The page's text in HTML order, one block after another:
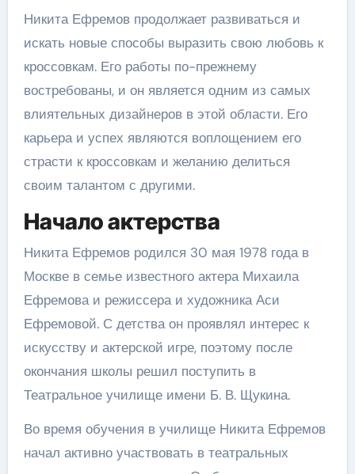
Никита Ефремов продолжает развиваться и
искать новые способы выразить свою любовь к
кроссовкам. Его работы по-прежнему
востребованы, и он является одним из самых
влиятельных дизайнеров в этой области. Его
карьера и успех являются воплощением его
страсти к кроссовкам и желанию делиться
своим талантом с другими.
Начало актерства
Никита Ефремов родился 30 мая 1978 года в
Москве в семье известного актера Михаила
Ефремова и режиссера и художника Аси
Ефремовой. С детства он проявлял интерес к
искусству и актерской игре, поэтому после
окончания школы решил поступить в
Театральное училище имени Б. В. Щукина.
Во время обучения в училище Никита Ефремов
начал активно участвовать в театральных